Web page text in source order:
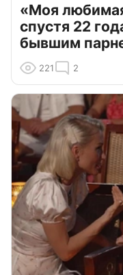
«Моя
спустя 22
бывшим
221 2